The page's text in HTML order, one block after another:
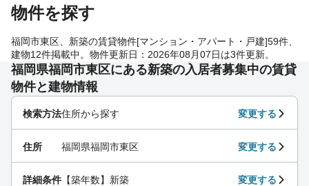
物件を探す
福岡市東区、新築の賃貸物件[マンション・アパート・戸建]59件、
建物12件掲載中。物件更新日：2026年08月07日は3件更新。
福岡県福岡市東区にある新築の入居者募集中の賃貸
物件と建物情報
検索方法住所から探す 変更する
住所 福岡県福岡市東区 変更する
詳細条件 【築年数】新築 変更する